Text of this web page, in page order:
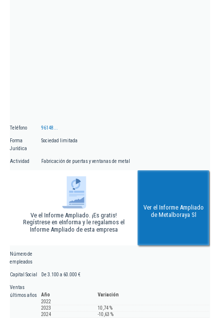
Teléfono 96148...
Forma
Jurídica
Sociedad limitada
Actividad Fabricación de puertas y ventanas de metal
Ve el Informe Ampliado. ¡Es gratis!
Regístrese en eInforma y le regalamos el
Informe Ampliado de esta empresa
Ver el Informe Ampliado
de Metalboraya Sl
Número de
empleados
Capital Social De 3.100 a 60.000 €
Ventas
últimos años
Año
Variación
2022
2023
10,74 %
2024
-10,63 %